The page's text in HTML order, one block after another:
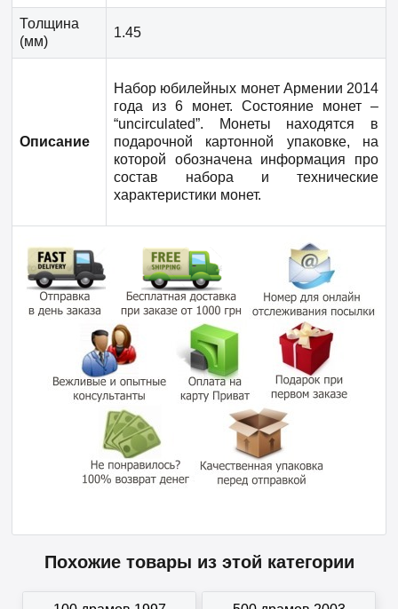
Толщина
(мм)
1.45
Описание
Набор юбилейных монет Армении 2014
года из 6 монет. Состояние монет –
“uncirculated”. Монеты находятся в
подарочной картонной упаковке, на
которой обозначена информация про
состав набора и технические
характеристики монет.
Похожие товары из этой категории